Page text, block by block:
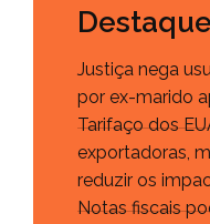
Justiça nega
por ex-marido
Tarifaço dos
exportadoras,
reduzir os
Notas fiscais